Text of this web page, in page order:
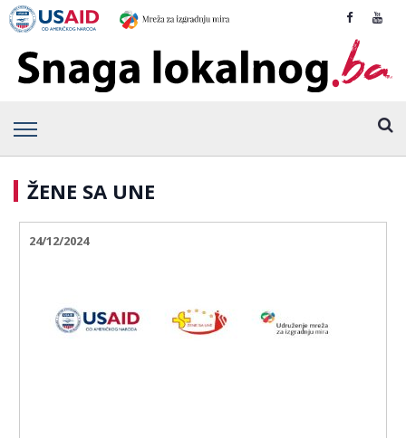
ŽENE SA UNE
24/12/2024